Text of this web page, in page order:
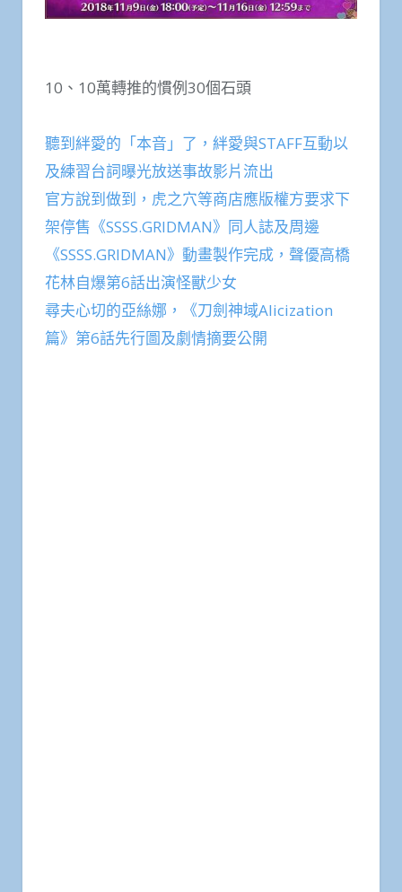
10、10萬轉推的慣例30個石頭
聽到絆愛的「本音」了，絆愛與STAFF互動以
及練習台詞曝光放送事故影片流出
官方說到做到，虎之穴等商店應版權方要求下
架停售《SSSS.GRIDMAN》同人誌及周邊
《SSSS.GRIDMAN》動畫製作完成，聲優高橋
花林自爆第6話出演怪獸少女
尋夫心切的亞絲娜，《刀劍神域Alicization
篇》第6話先行圖及劇情摘要公開